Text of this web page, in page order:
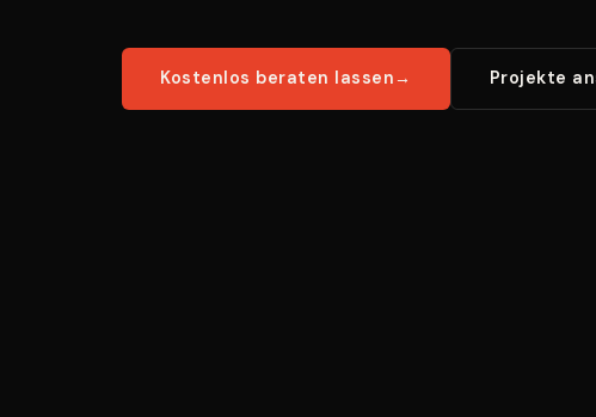
Kostenlos beraten lassen→ Projekte